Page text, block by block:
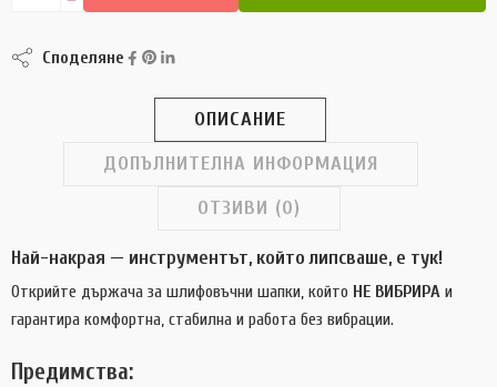
Споделяне
ОПИСАНИЕ
ДОПЪЛНИТЕЛНА ИНФОРМАЦИЯ
ОТЗИВИ (0)
Най-накрая — инструментът, който липсваше, е тук!
Открийте държача за шлифовъчни шапки, който НЕ ВИБРИРА и
гарантира комфортна, стабилна и работа без вибрации.
Предимства: